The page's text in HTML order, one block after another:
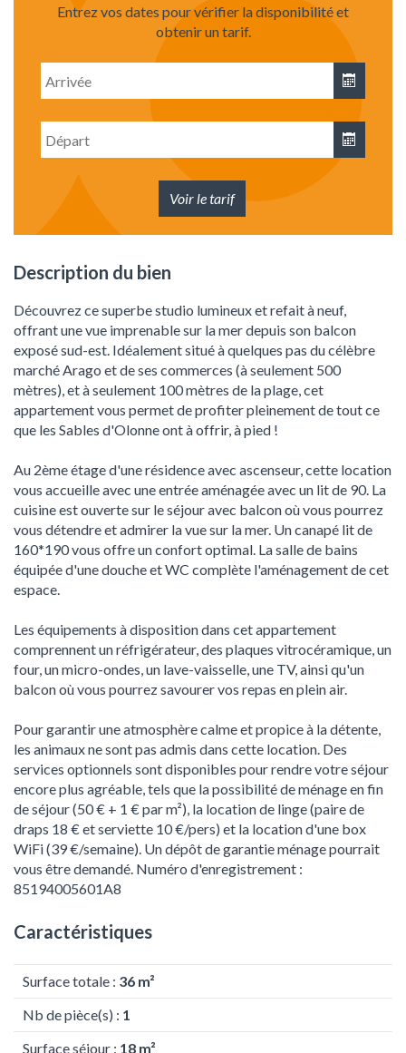
Entrez vos dates pour vérifier la disponibilité et
obtenir un tarif.
Voir le tarif
Description du bien
Découvrez ce superbe studio lumineux et refait à neuf,
offrant une vue imprenable sur la mer depuis son balcon
exposé sud-est. Idéalement situé à quelques pas du célèbre
marché Arago et de ses commerces (à seulement 500
mètres), et à seulement 100 mètres de la plage, cet
appartement vous permet de profiter pleinement de tout ce
que les Sables d'Olonne ont à offrir, à pied !
Au 2ème étage d'une résidence avec ascenseur, cette location
vous accueille avec une entrée aménagée avec un lit de 90. La
cuisine est ouverte sur le séjour avec balcon où vous pourrez
vous détendre et admirer la vue sur la mer. Un canapé lit de
160*190 vous offre un confort optimal. La salle de bains
équipée d'une douche et WC complète l'aménagement de cet
espace.
Les équipements à disposition dans cet appartement
comprennent un réfrigérateur, des plaques vitrocéramique, un
four, un micro-ondes, un lave-vaisselle, une TV, ainsi qu'un
balcon où vous pourrez savourer vos repas en plein air.
Pour garantir une atmosphère calme et propice à la détente,
les animaux ne sont pas admis dans cette location. Des
services optionnels sont disponibles pour rendre votre séjour
encore plus agréable, tels que la possibilité de ménage en fin
de séjour (50 € + 1 € par m²), la location de linge (paire de
draps 18 € et serviette 10 €/pers) et la location d'une box
WiFi (39 €/semaine). Un dépôt de garantie ménage pourrait
vous être demandé. Numéro d'enregistrement :
85194005601A8
Caractéristiques
Surface totale : 36 m²
Nb de pièce(s) : 1
Surface séjour : 18 m²